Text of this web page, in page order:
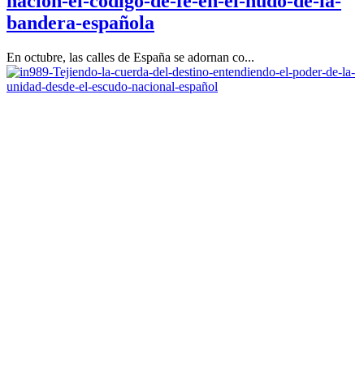
bandera-española
En octubre, las calles de España se adornan co...